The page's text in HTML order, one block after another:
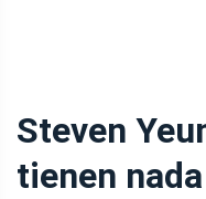
Steven
tienen